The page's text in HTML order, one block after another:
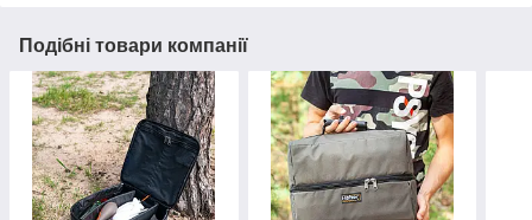
Подібні товари компанії